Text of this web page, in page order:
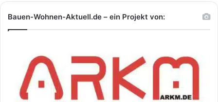
Bauen-Wohnen-Aktuell.de – ein Projekt von: